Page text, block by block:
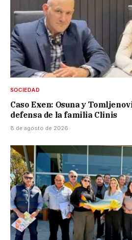
SOCIEDAD
Caso Exen: Osuna y
defensa de la familia Clinis
8 de agosto de 2026